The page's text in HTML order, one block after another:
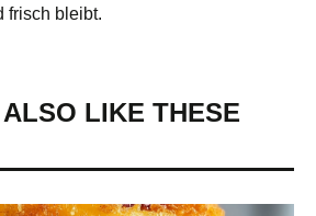
frisch bleibt.
LIKE THESE